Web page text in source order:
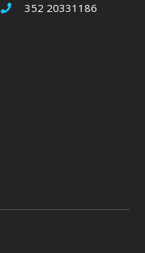
352 20331186